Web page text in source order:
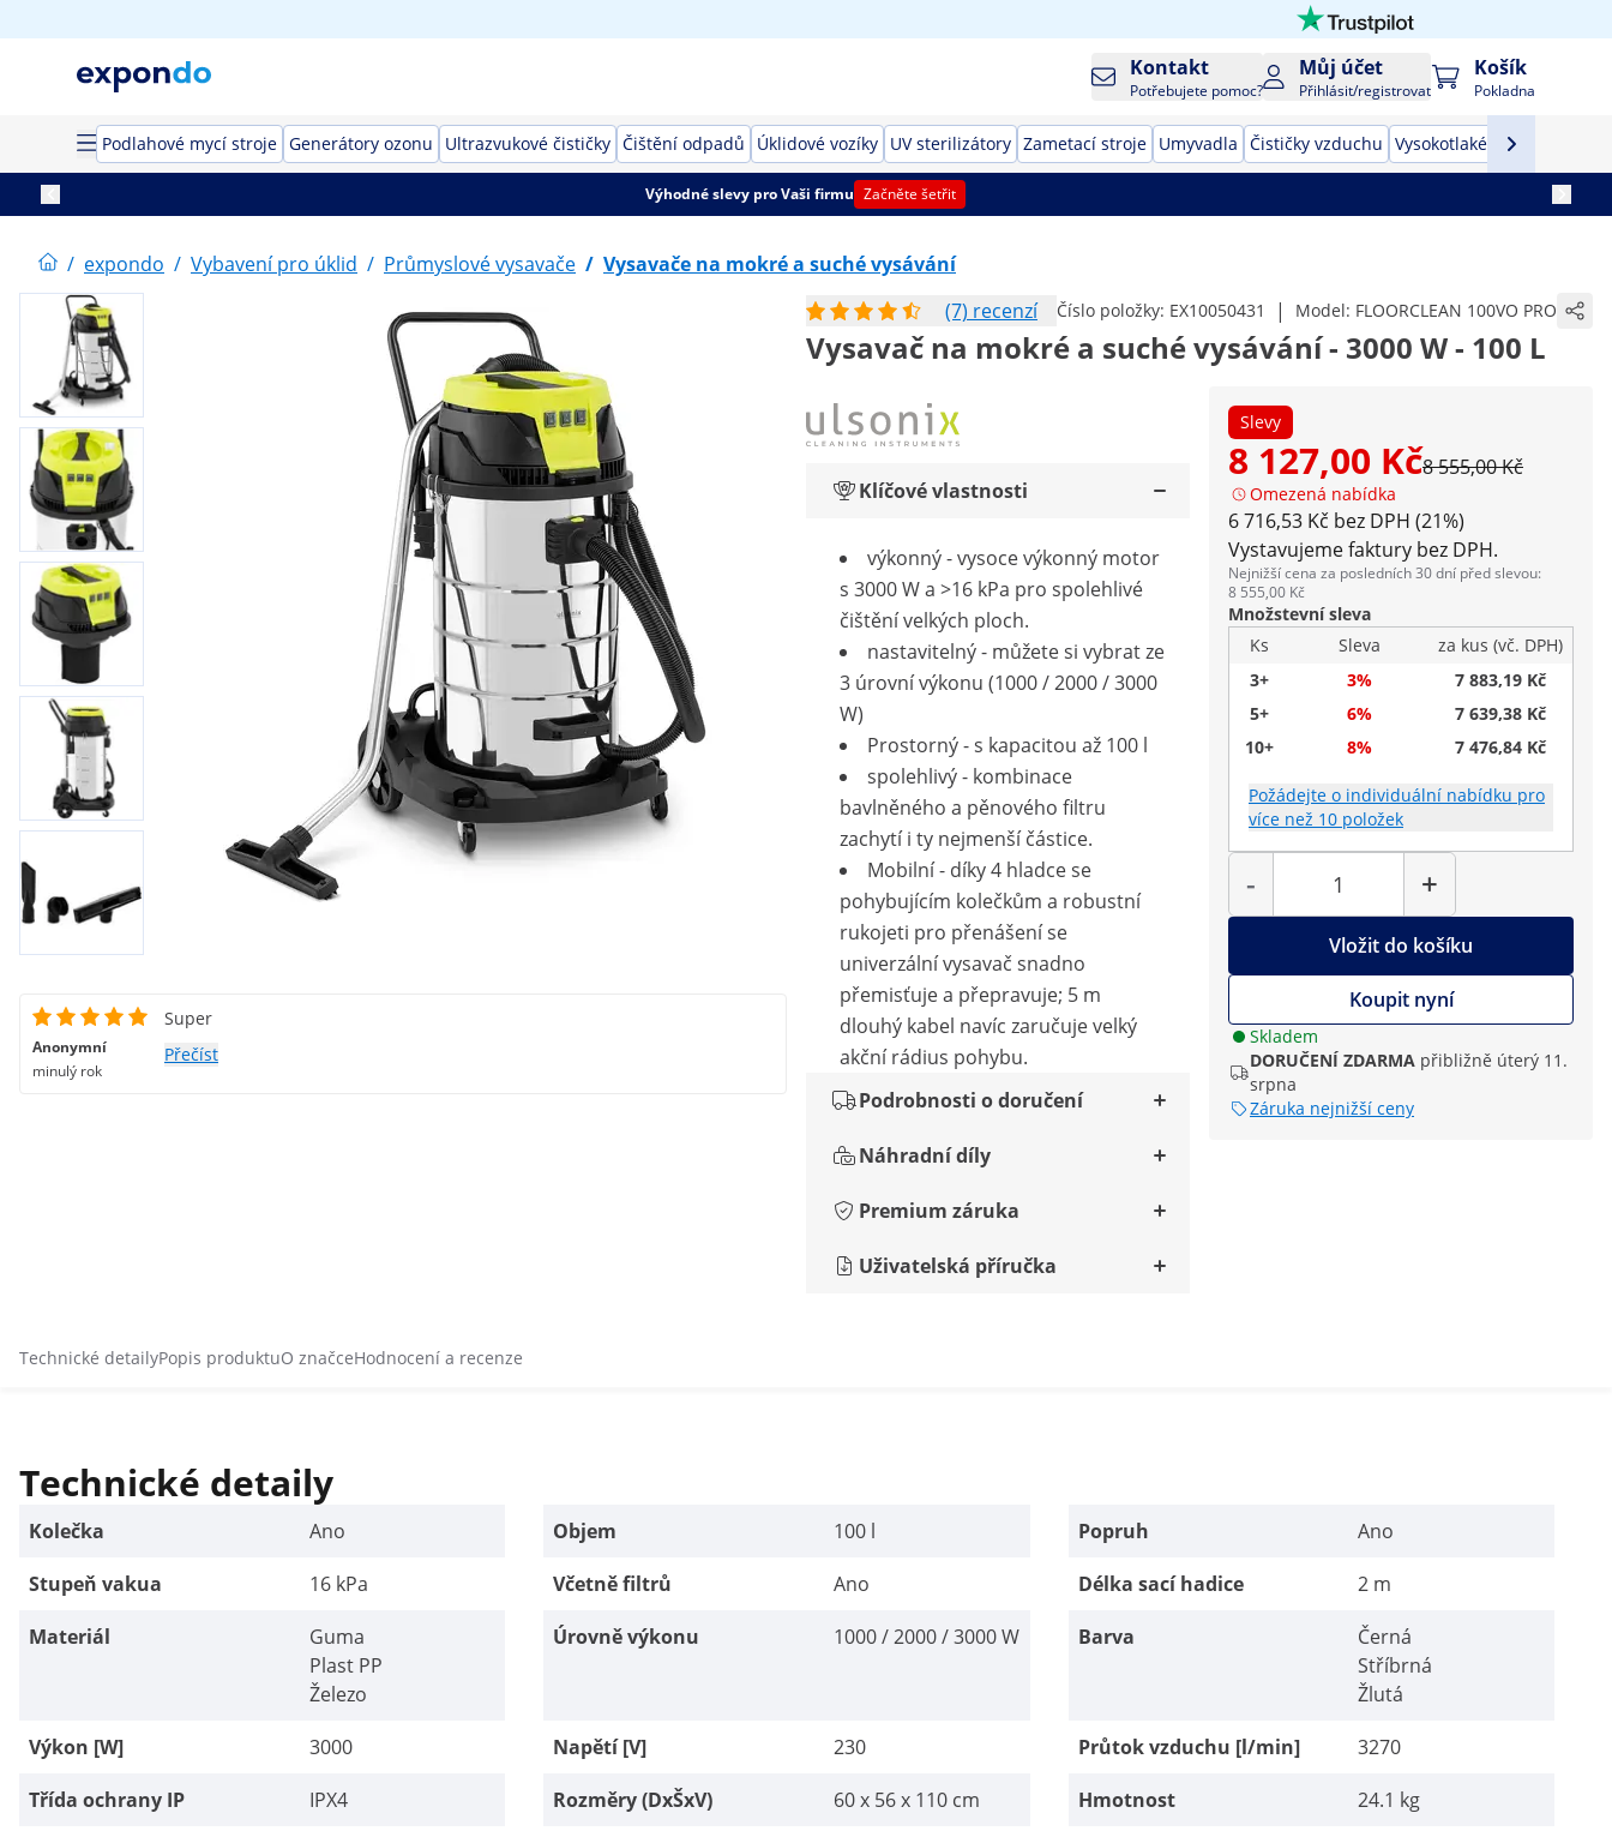
Kontakt
Potřebujete pomoc?
Můj účet
Přihlásit/registrovat
Košík
Pokladna
Podlahové mycí stroje Generátory ozonu Ultrazvukové čističky Čištění odpadů Úklidové vozíky UV sterilizátory Zametací stroje Umyvadla Čističky vzduchu Vysokotlaké čističe
Výhodné slevy pro Vaši firmu Začněte šetřit
/ expondo / Vybavení pro úklid / Průmyslové vysavače / Vysavače na mokré a suché vysávání
(7) recenzí
Číslo položky: EX10050431 | Model: FLOORCLEAN 100VO PRO
Vysavač na mokré a suché vysávání - 3000 W - 100 L
Slevy
8 127,00 Kč8 555,00 Kč
Omezená nabídka
6 716,53 Kč bez DPH (21%)
Vystavujeme faktury bez DPH.
Nejnižší cena za posledních 30 dní před slevou:
8 555,00 Kč
Množstevní sleva
Ks
Sleva
za kus (vč. DPH)
3+
3%
7 883,19 Kč
5+
6%
7 639,38 Kč
10+
8% 7 476,84 Kč
Požádejte o individuální nabídku pro
více než 10 položek
-
Počet
+
Vložit do košíku
Koupit nyní
Skladem
DORUČENÍ ZDARMA přibližně úterý 11.
srpna
Záruka nejnižší ceny
Klíčové vlastnosti
výkonný - vysoce výkonný motor
s 3000 W a >16 kPa pro spolehlivé
čištění velkých ploch.
nastavitelný - můžete si vybrat ze
3 úrovní výkonu (1000 / 2000 / 3000
W)
Prostorný - s kapacitou až 100 l
spolehlivý - kombinace
bavlněného a pěnového filtru
zachytí i ty nejmenší částice.
Mobilní - díky 4 hladce se
pohybujícím kolečkům a robustní
rukojeti pro přenášení se
univerzální vysavač snadno
přemisťuje a přepravuje; 5 m
dlouhý kabel navíc zaručuje velký
akční rádius pohybu.
Podrobnosti o doručení
Náhradní díly
Premium záruka
Uživatelská příručka
Anonymní
minulý rok
Super
Přečíst
Technické detailyPopis produktuO značceHodnocení a recenze
Technické detaily
Kolečka Ano Objem 100 l Popruh
Ano
Stupeň vakua
16 kPa Včetně filtrů Ano Délka sací hadice
2 m
Materiál
Guma
Plast PP
Železo
Úrovně výkonu 1000 / 2000 / 3000 W Barva
Černá
Stříbrná
Žlutá
Výkon [W]
3000 Napětí [V] 230 Průtok vzduchu [l/min]
3270
Třída ochrany IP
IPX4 Rozměry (DxŠxV) 60 x 56 x 110 cm Hmotnost
24.1 kg